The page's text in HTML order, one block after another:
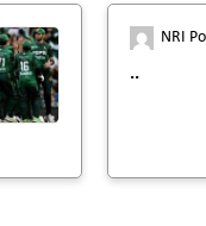
NRI
..